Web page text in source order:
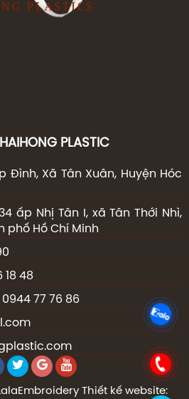
PLASTIC
Đình, Xã Tân Xuân, Huyện Hóc
ấp Nhị Tân I, xã Tân Thới Nhì,
phố Hồ Chí Minh
18 48
0944 77 76 86
Thiết kế website: